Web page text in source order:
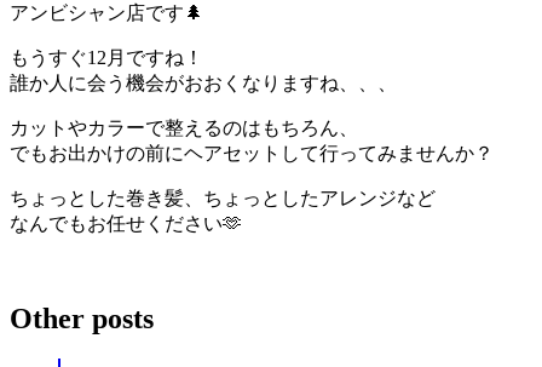
アンビシャン店です🌲
もうすぐ12月ですね！
誰か人に会う機会がおおくなりますね、、、
カットやカラーで整えるのはもちろん、
でもお出かけの前にヘアセットして行ってみませんか？
ちょっとした巻き髪、ちょっとしたアレンジなど
なんでもお任せください🫶
Other posts